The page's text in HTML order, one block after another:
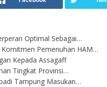
Optimal Sebagai…
Pemenuhan HAM…
Kepada Assagaff
Tingkat Provinsi…
Tampung Masukan…